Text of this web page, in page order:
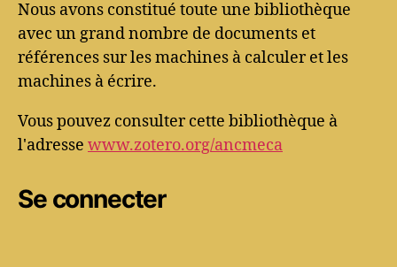
Nous avons constitué toute une bibliothèque
avec un grand nombre de documents et
références sur les machines à calculer et les
machines à écrire.
Vous pouvez consulter cette bibliothèque à
l'adresse www.zotero.org/ancmeca
Se connecter